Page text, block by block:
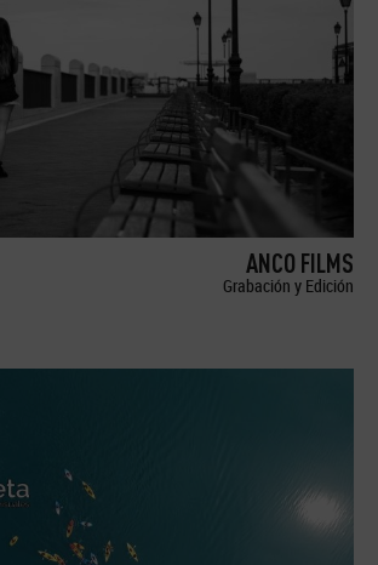
ANCO FILMS
Grabación y Edición